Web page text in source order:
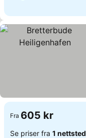
Fra 605 kr
Se priser fra 1 nettsted